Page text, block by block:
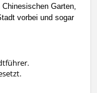
Garten,
vorbei und sogar